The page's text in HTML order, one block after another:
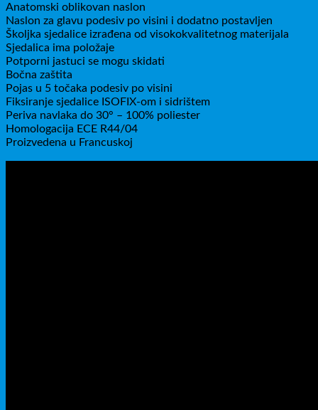
Anatomski oblikovan naslon
Naslon za glavu podesiv po visini i dodatno postavljen
Školjka sjedalice izrađena od visokokvalitetnog materijala
Sjedalica ima položaje
Potporni jastuci se mogu skidati
Bočna zaštita
Pojas u 5 točaka podesiv po visini
Fiksiranje sjedalice ISOFIX-om i sidrištem
Periva navlaka do 30° – 100% poliester
Homologacija ECE R44/04
Proizvedena u Francuskoj